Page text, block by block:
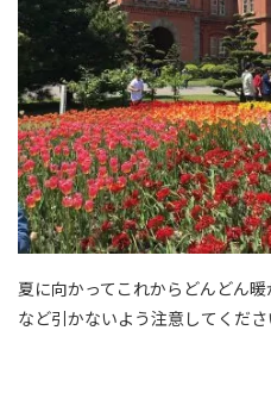
夏に向かってこれからどんどん
など引かないよう注意してくださ